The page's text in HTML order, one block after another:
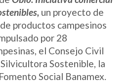
un proyecto de
productos campesinos
por 28
el Consejo Civil
Sostenible, la
Social Banamex.